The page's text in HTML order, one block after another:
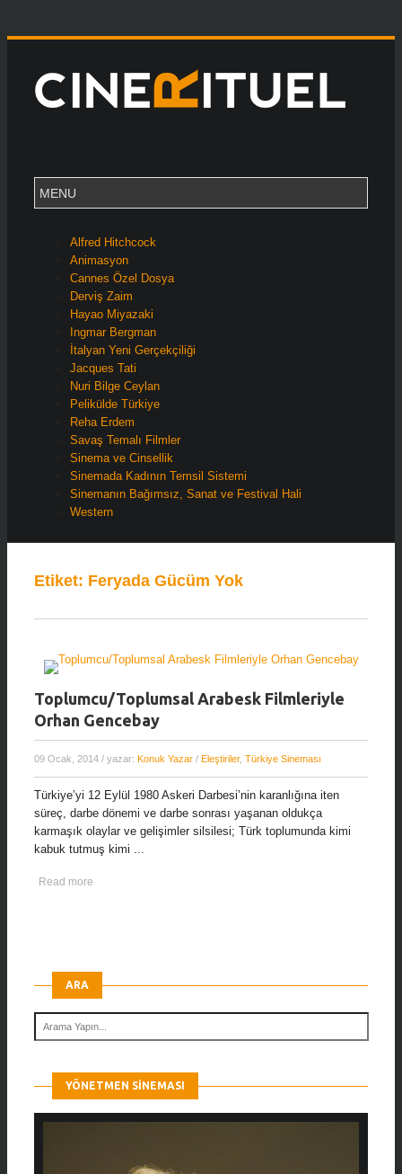
Alfred Hitchcock
Animasyon
Cannes Özel Dosya
Derviş Zaim
Hayao Miyazaki
Ingmar Bergman
İtalyan Yeni Gerçekçiliği
Jacques Tati
Nuri Bilge Ceylan
Pelikülde Türkiye
Reha Erdem
Savaş Temalı Filmler
Sinema ve Cinsellik
Sinemada Kadının Temsil Sistemi
Sinemanın Bağımsız, Sanat ve Festival Hali
Western
Etiket: Feryada Gücüm Yok
Toplumcu/Toplumsal Arabesk Filmleriyle
Orhan Gencebay
09 Ocak, 2014 / yazar: Konuk Yazar / Eleştiriler, Türkiye Sineması
Türkiye’yi 12 Eylül 1980 Askeri Darbesi’nin karanlığına iten
süreç, darbe dönemi ve darbe sonrası yaşanan oldukça
karmaşık olaylar ve gelişimler silsilesi; Türk toplumunda kimi
kabuk tutmuş kimi ...
Read more
ARA
YÖNETMEN SINEMASI